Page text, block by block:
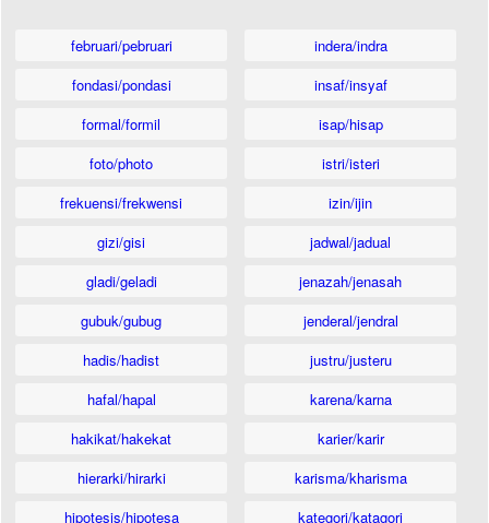
februari/pebruari
fondasi/pondasi
formal/formil
foto/photo
frekuensi/frekwensi
gizi/gisi
gladi/geladi
gubuk/gubug
hadis/hadist
hafal/hapal
hakikat/hakekat
hierarki/hirarki
hipotesis/hipotesa
indera/indra
insaf/insyaf
isap/hisap
istri/isteri
izin/ijin
jadwal/jadual
jenazah/jenasah
jenderal/jendral
justru/justeru
karena/karna
karier/karir
karisma/kharisma
kategori/katagori